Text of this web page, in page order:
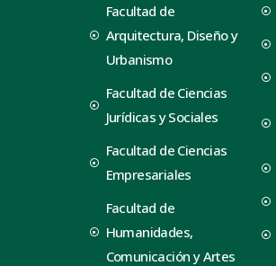
Facultad de
Arquitectura, Diseño y
Urbanismo
Facultad de Ciencias
Jurídicas y Sociales
Facultad de Ciencias
Empresariales
Facultad de
Humanidades,
Comunicación y Artes